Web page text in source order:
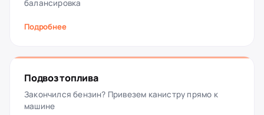
балансировка
Подробнее
Подвоз топлива
Закончился бензин? Привезем канистру прямо к
машине